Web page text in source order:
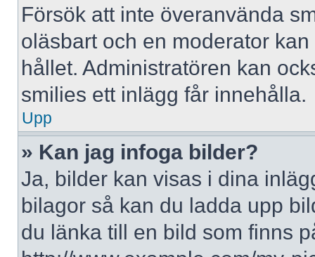
Försök att inte överanvända
oläsbart och en moderator
hållet. Administratören kan
smilies ett inlägg får innehålla.
Upp
» Kan jag infoga bilder?
Ja, bilder kan visas i dina
bilagor så kan du ladda upp
du länka till en bild som finns